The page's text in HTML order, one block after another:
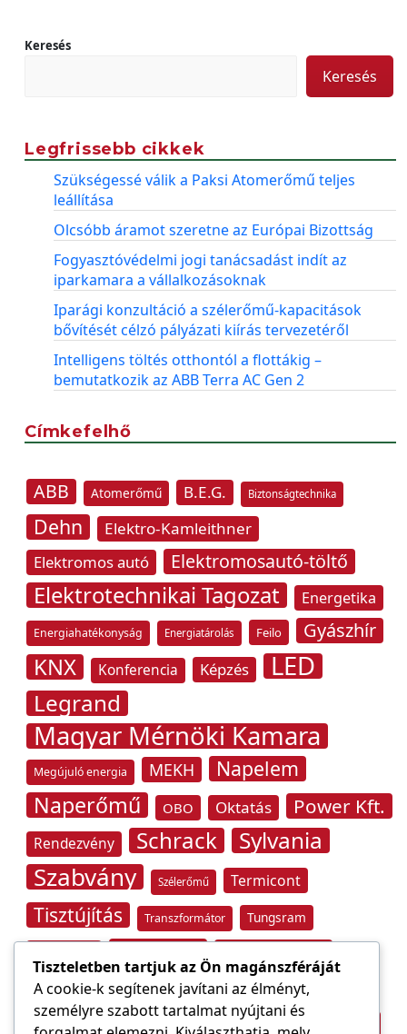
Keresés
Keresés
Legfrissebb cikkek
Szükségessé válik a Paksi Atomerőmű teljes
leállítása
Olcsóbb áramot szeretne az Európai Bizottság
Fogyasztóvédelmi jogi tanácsadást indít az
iparkamara a vállalkozásoknak
Iparági konzultáció a szélerőmű-kapacitások
bővítését célzó pályázati kiírás tervezetéről
Intelligens töltés otthontól a flottákig –
bemutatkozik az ABB Terra AC Gen 2
Címkefelhő
ABB Atomerőmű B.E.G. Biztonságtechnika
Dehn
Elektro-Kamleithner
Elektromos autó
Elektromosautó-töltő
Elektrotechnikai Tagozat Energetika
Energiahatékonyság Energiatárolás Feilo Gyászhír
KNX Konferencia Képzés LED
Legrand
Magyar Mérnöki Kamara
Megújuló energia MEKH Napelem
Naperőmű OBO Oktatás Power Kft.
Rendezvény Schrack Sylvania
Szabvány Szélerőmű Termicont
Tisztújítás Transzformátor Tungsram
Villámvédelem
Világítástechnika Áramfogyasztás
Tiszteletben tartjuk az Ön magánszféráját
A cookie-k segítenek javítani az élményt,
személyre szabott tartalmat nyújtani és